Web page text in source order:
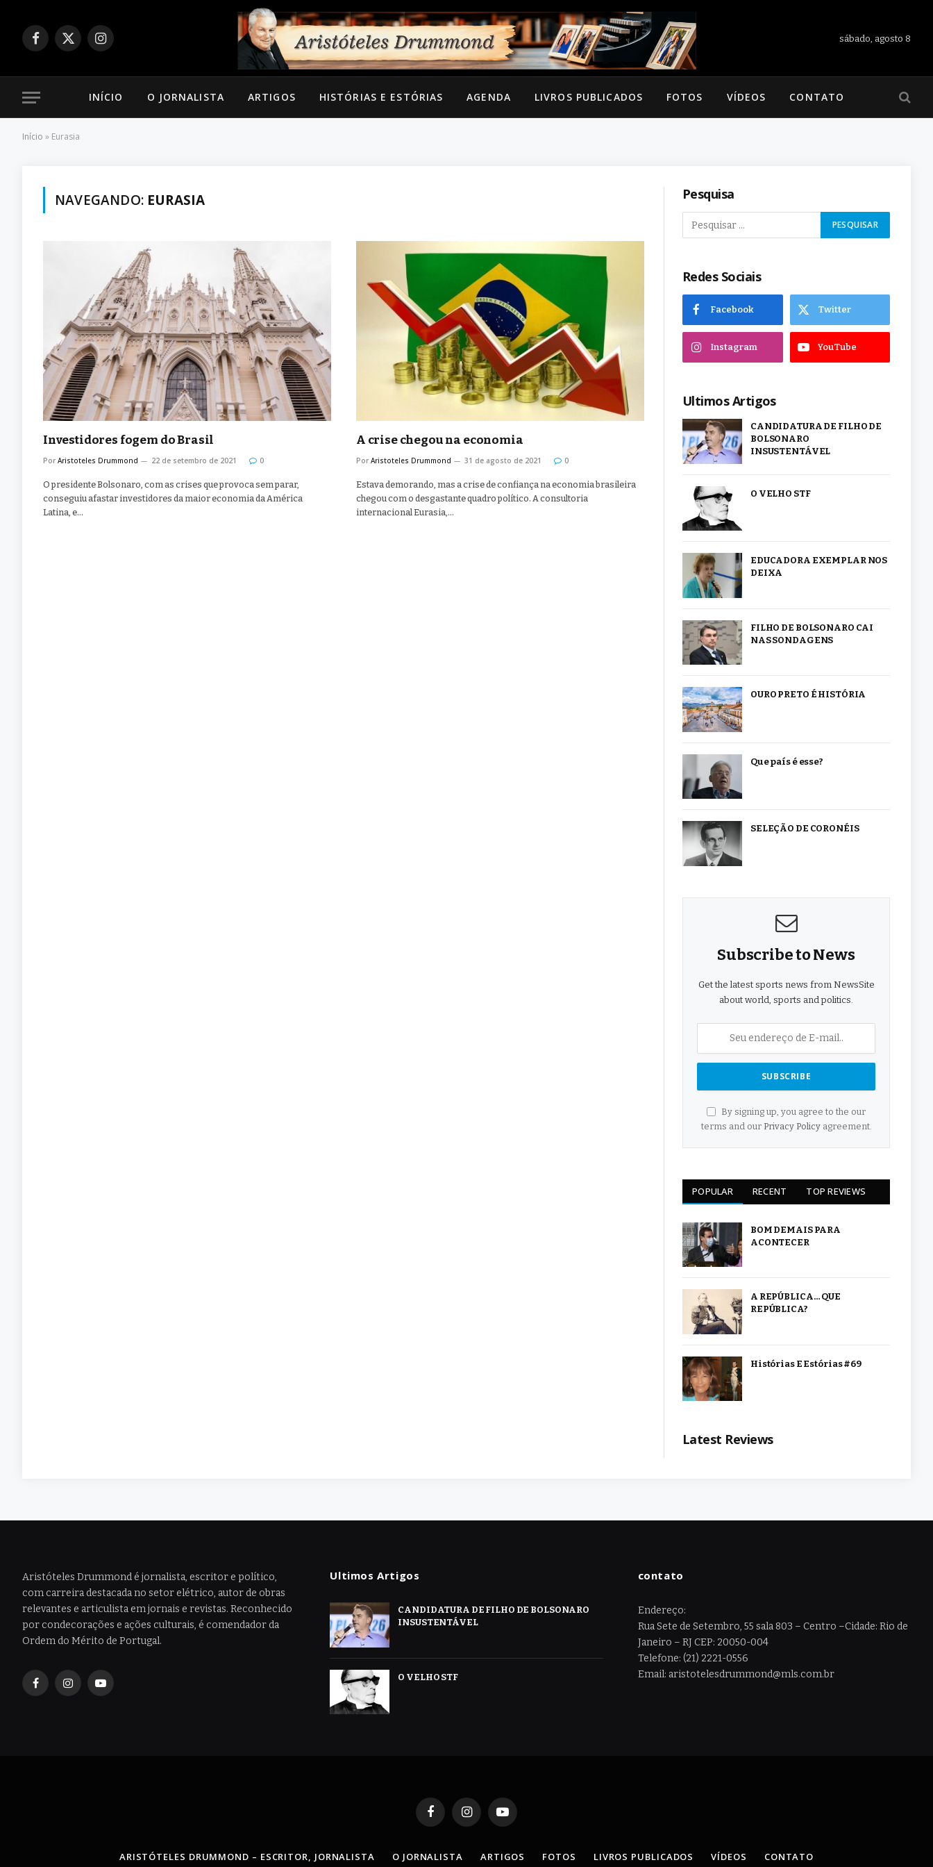
Facebook
X
Instagram
sábado, agosto 8
INÍCIO O JORNALISTA ARTIGOS HISTÓRIAS E ESTÓRIAS AGENDA LIVROS PUBLICADOS FOTOS VÍDEOS CONTATO
Início » Eurasia
NAVEGANDO: EURASIA
Investidores fogem do Brasil
Por Aristoteles Drummond 22 de setembro de 2021 0
O presidente Bolsonaro, com as crises que provoca sem parar,
conseguiu afastar investidores da maior economia da América
Latina, e…
A crise chegou na economia
Por Aristoteles Drummond 31 de agosto de 2021 0
Estava demorando, mas a crise de confiança na economia brasileira
chegou com o desgastante quadro político. A consultoria
internacional Eurasia,…
Pesquisa
Redes Sociais
Facebook Twitter
Instagram YouTube
Ultimos Artigos
CANDIDATURA DE FILHO DE
BOLSONARO
INSUSTENTÁVEL
O VELHO STF
EDUCADORA EXEMPLAR NOS
DEIXA
FILHO DE BOLSONARO CAI
NAS SONDAGENS
OURO PRETO É HISTÓRIA
Que país é esse?
SELEÇÃO DE CORONÉIS
Subscribe to News
Get the latest sports news from NewsSite
about world, sports and politics.
By signing up, you agree to the our
terms and our Privacy Policyagreement.
POPULAR RECENT TOP REVIEWS
BOM DEMAIS PARA
ACONTECER
A REPÚBLICA… QUE
REPÚBLICA?
Histórias E Estórias #69
Latest Reviews
Aristóteles Drummond é jornalista, escritor e político,
com carreira destacada no setor elétrico, autor de obras
relevantes e articulista em jornais e revistas. Reconhecido
por condecorações e ações culturais, é comendador da
Ordem do Mérito de Portugal.
FacebookInstagramYouTube
Ultimos Artigos
CANDIDATURA DE FILHO DE BOLSONARO
INSUSTENTÁVEL
O VELHO STF
contato
Endereço:
Rua Sete de Setembro, 55 sala 803 – Centro –Cidade: Rio de
Janeiro – RJ CEP: 20050-004
Telefone: (21) 2221-0556
Email: aristotelesdrummond@mls.com.br
FacebookInstagramYouTube
ARISTÓTELES DRUMMOND – ESCRITOR, JORNALISTA O JORNALISTA ARTIGOS FOTOS LIVROS PUBLICADOS VÍDEOS CONTATO